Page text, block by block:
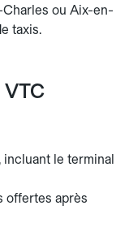
ou Aix-en-
taxis.
VTC
le terminal
offertes après